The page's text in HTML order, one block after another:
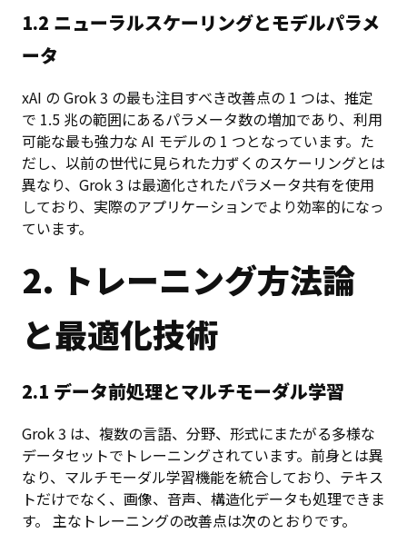
1.2 ニューラルスケーリングとモデルパラメ
ータ
xAI の Grok 3 の最も注目すべき改善点の 1 つは、推定
で 1.5 兆の範囲にあるパラメータ数の増加であり、利用
可能な最も強力な AI モデルの 1 つとなっています。た
だし、以前の世代に見られた力ずくのスケーリングとは
異なり、Grok 3 は最適化されたパラメータ共有を使用
しており、実際のアプリケーションでより効率的になっ
ています。
2. トレーニング方法論
と最適化技術
2.1 データ前処理とマルチモーダル学習
Grok 3 は、複数の言語、分野、形式にまたがる多様な
データセットでトレーニングされています。前身とは異
なり、マルチモーダル学習機能を統合しており、テキス
トだけでなく、画像、音声、構造化データも処理できま
す。 主なトレーニングの改善点は次のとおりです。